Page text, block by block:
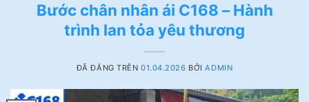
Bước chân nhân ái C168 – Hành
trình lan tỏa yêu thương
ĐÃ ĐĂNG TRÊN01.04.2026 BỞIADMIN